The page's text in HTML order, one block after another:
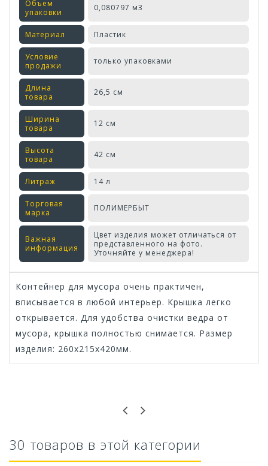
Объем
упаковки
0,080797 м3
Материал Пластик
Условие
продажи
только упаковками
Длина
товара
26,5 см
Ширина
товара
12 см
Высота
товара
42 см
Литраж 14 л
Торговая
марка
ПОЛИМЕРБЫТ
Важная
информация
Цвет изделия может отличаться от
представленного на фото.
Уточняйте у менеджера!
Контейнер для мусора очень практичен,
вписывается в любой интерьер. Крышка легко
открывается. Для удобства очистки ведра от
мусора, крышка полностью снимается. Размер
изделия: 260х215х420мм.
30 товаров в этой категории